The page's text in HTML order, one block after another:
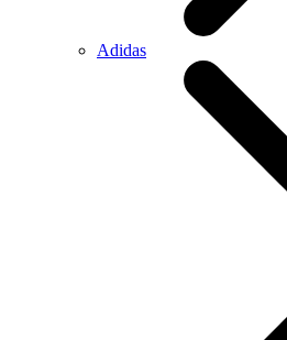
Adidas